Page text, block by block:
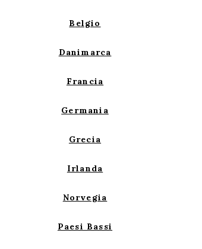
Belgio
Danimarca
Francia
Germania
Grecia
Irlanda
Norvegia
Paesi Bassi